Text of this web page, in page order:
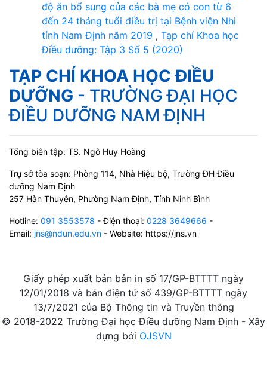
độ ăn bổ sung của các bà mẹ có con từ 6
đến 24 tháng tuổi điều trị tại Bệnh viện Nhi
tỉnh Nam Định năm 2019 , Tạp chí Khoa học
Điều dưỡng: Tập 3 Số 5 (2020)
TẠP CHÍ KHOA HỌC ĐIỀU
DƯỠNG - TRƯỜNG ĐẠI HỌC
ĐIỀU DƯỠNG NAM ĐỊNH
Tổng biên tập: TS. Ngô Huy Hoàng
Trụ sở tòa soạn: Phòng 114, Nhà Hiệu bộ, Trường ĐH Điều
dưỡng Nam Định
257 Hàn Thuyên, Phường Nam Định, Tỉnh Ninh Bình
Hotline: 091 3553578 - Điện thoại: 0228 3649666 -
Email: jns@ndun.edu.vn - Website: https://jns.vn
Giấy phép xuất bản bản in số 17/GP-BTTTT ngày
12/01/2018 và bản điện tử số 439/GP-BTTTT ngày
13/7/2021 của Bộ Thông tin và Truyền thông
© 2018-2022 Trường Đại học Điều dưỡng Nam Định - Xây
dựng bởi OJSVN